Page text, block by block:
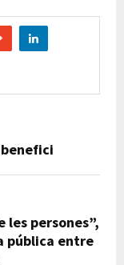
les persones”,
pública entre